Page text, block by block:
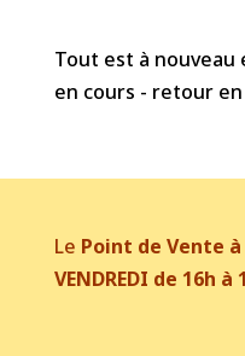
Tout est à
en cours - retour
Le Point de Vente
VENDREDI de 16h à